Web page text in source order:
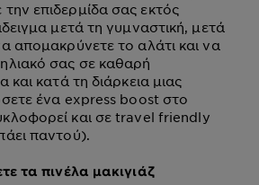
επιδερμίδα σας εκτός
μετά τη γυμναστική, μετά
απομακρύνετε το αλάτι και να
σας σε καθαρή
και κατά τη διάρκεια μιας
ένα express boost στο
και σε travel friendly
παντού).
τα πινέλα μακιγιάζ